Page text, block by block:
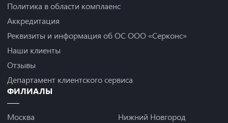
Политика в области комплаенс
Аккредитация
Реквизиты и информация об ОС ООО «Серконс»
Наши клиенты
Отзывы
Департамент клиентского сервиса
ФИЛИАЛЫ
Москва
Нижний Новгород